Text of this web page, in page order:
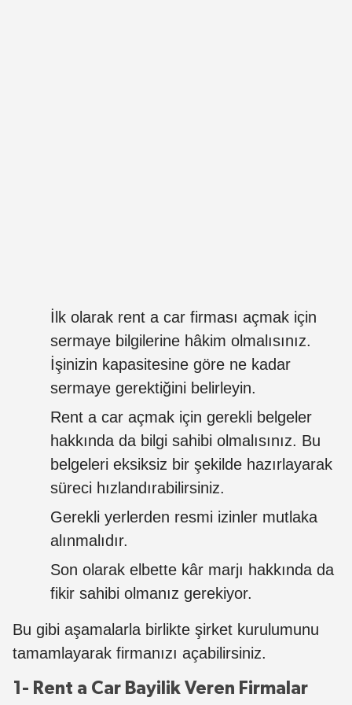
İlk olarak rent a car firması açmak için
sermaye bilgilerine hâkim olmalısınız.
İşinizin kapasitesine göre ne kadar
sermaye gerektiğini belirleyin.
Rent a car açmak için gerekli belgeler
hakkında da bilgi sahibi olmalısınız. Bu
belgeleri eksiksiz bir şekilde hazırlayarak
süreci hızlandırabilirsiniz.
Gerekli yerlerden resmi izinler mutlaka
alınmalıdır.
Son olarak elbette kâr marjı hakkında da
fikir sahibi olmanız gerekiyor.
Bu gibi aşamalarla birlikte şirket kurulumunu
tamamlayarak firmanızı açabilirsiniz.
1- Rent a Car Bayilik Veren Firmalar